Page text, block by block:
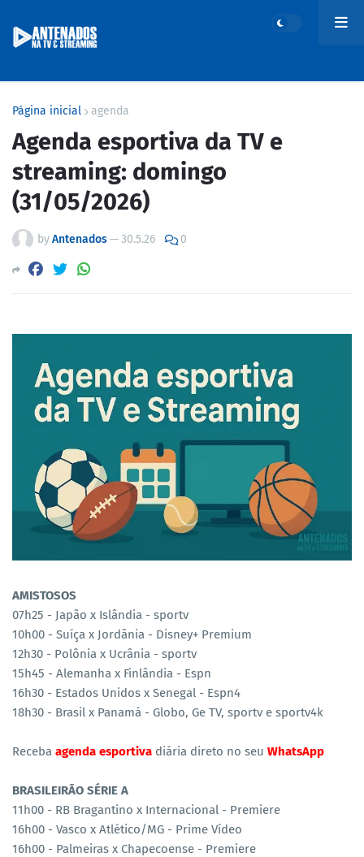
Página inicial agenda
Agenda esportiva da TV e
streaming: domingo
(31/05/2026)
byAntenados—30.5.26 0
AMISTOSOS
07h25 - Japão x Islândia - sportv
10h00 - Suíça x Jordânia - Disney+ Premium
12h30 - Polônia x Ucrânia - sportv
15h45 - Alemanha x Finlândia - Espn
16h30 - Estados Unidos x Senegal - Espn4
18h30 - Brasil x Panamá - Globo, Ge TV, sportv e sportv4k
Receba agenda esportiva diária direto no seu WhatsApp
BRASILEIRÃO SÉRIE A
11h00 - RB Bragantino x Internacional - Premiere
16h00 - Vasco x Atlético/MG - Prime Vídeo
16h00 - Palmeiras x Chapecoense - Premiere